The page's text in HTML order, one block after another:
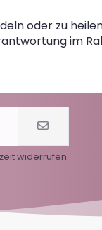
oder zu
im
widerrufen.